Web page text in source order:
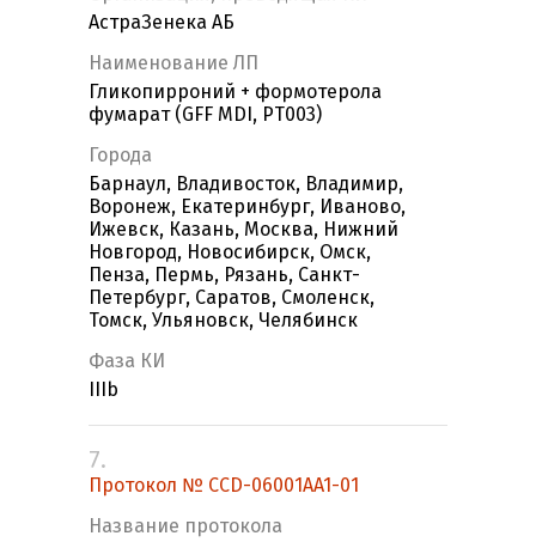
АстраЗенека АБ
Наименование ЛП
Гликопирроний + формотерола
фумарат (GFF MDI, PT003)
Города
Барнаул, Владивосток, Владимир,
Воронеж, Екатеринбург, Иваново,
Ижевск, Казань, Москва, Нижний
Новгород, Новосибирск, Омск,
Пенза, Пермь, Рязань, Санкт-
Петербург, Саратов, Смоленск,
Томск, Ульяновск, Челябинск
Фаза КИ
IIIb
7.
Протокол № CCD-06001AA1-01
Название протокола